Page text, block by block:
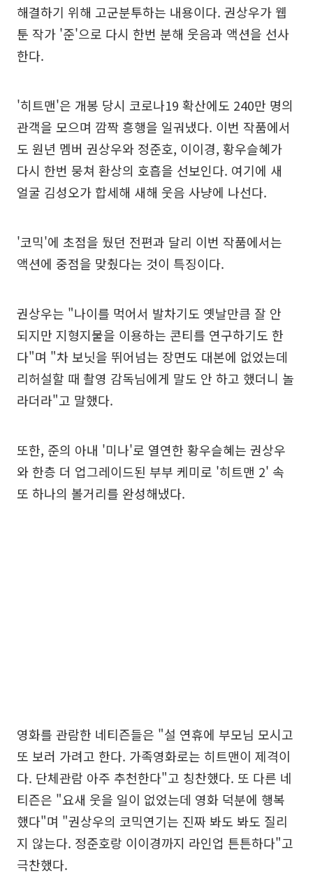
해결하기 위해 고군분투하는 내용이다. 권상우가 웹
툰 작가 '준'으로 다시 한번 분해 웃음과 액션을 선사
한다.
'히트맨'은 개봉 당시 코로나19 확산에도 240만 명의
관객을 모으며 깜짝 흥행을 일궈냈다. 이번 작품에서
도 원년 멤버 권상우와 정준호, 이이경, 황우슬혜가
다시 한번 뭉쳐 환상의 호흡을 선보인다. 여기에 새
얼굴 김성오가 합세해 새해 웃음 사냥에 나선다.
'코믹'에 초점을 뒀던 전편과 달리 이번 작품에서는
액션에 중점을 맞췄다는 것이 특징이다.
권상우는 "나이를 먹어서 발차기도 옛날만큼 잘 안
되지만 지형지물을 이용하는 콘티를 연구하기도 한
다"며 "차 보닛을 뛰어넘는 장면도 대본에 없었는데
리허설할 때 촬영 감독님에게 말도 안 하고 했더니 놀
라더라"고 말했다.
또한, 준의 아내 '미나'로 열연한 황우슬혜는 권상우
와 한층 더 업그레이드된 부부 케미로 '히트맨 2' 속
또 하나의 볼거리를 완성해냈다.
영화를 관람한 네티즌들은 "설 연휴에 부모님 모시고
또 보러 가려고 한다. 가족영화로는 히트맨이 제격이
다. 단체관람 아주 추천한다"고 칭찬했다. 또 다른 네
티즌은 "요새 웃을 일이 없었는데 영화 덕분에 행복
했다"며 "권상우의 코믹연기는 진짜 봐도 봐도 질리
지 않는다. 정준호랑 이이경까지 라인업 튼튼하다"고
극찬했다.